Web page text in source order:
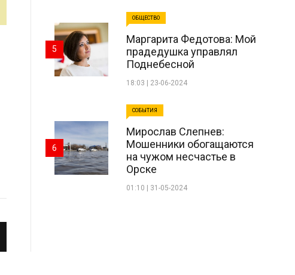
ОБЩЕСТВО
Маргарита Федотова: Мой
прадедушка управлял
Поднебесной
18:03 | 23-06-2024
5
СОБЫТИЯ
Мирослав Слепнев:
Мошенники обогащаются
на чужом несчастье в
Орске
01:10 | 31-05-2024
6